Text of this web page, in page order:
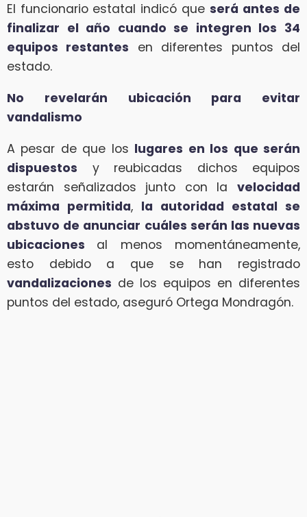
El funcionario estatal indicó que será antes de
finalizar el año cuando se integren los 34
equipos restantes en diferentes puntos del
estado.
No revelarán ubicación para evitar
vandalismo
A pesar de que los lugares en los que serán
dispuestos y reubicadas dichos equipos
estarán señalizados junto con la velocidad
máxima permitida, la autoridad estatal se
abstuvo de anunciar cuáles serán las nuevas
ubicaciones al menos momentáneamente,
esto debido a que se han registrado
vandalizaciones de los equipos en diferentes
puntos del estado, aseguró Ortega Mondragón.